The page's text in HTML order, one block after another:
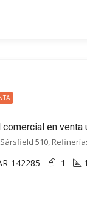
comercial en venta
510,
142285 1